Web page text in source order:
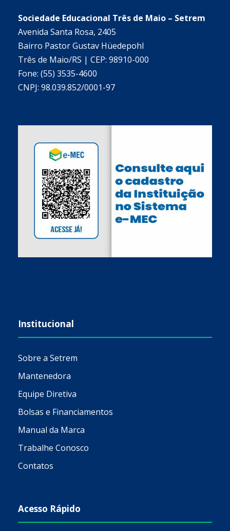
Sociedade Educacional Três de Maio – Setrem
Avenida Santa Rosa, 2405
Bairro Pastor Gustav Hüedepohl
Três de Maio/RS | CEP: 98910-000
Fone: (55) 3535-4600
CNPJ: 98.039.852/0001-97
Institucional
Sobre a Setrem
Mantenedora
Equipe Diretiva
Bolsas e Financiamentos
Manual da Marca
Trabalhe Conosco
Contatos
Acesso Rápido